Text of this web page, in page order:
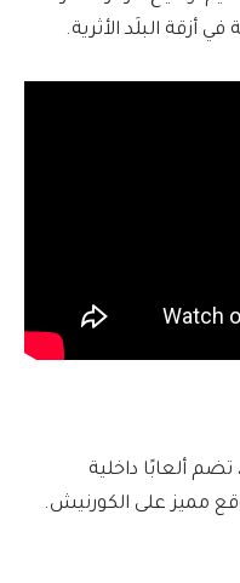
في أزقة البلَد الأثرية.
ألعابًا داخلية
مميز على الكورنيش.